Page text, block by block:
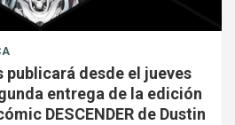
desde el jueves
entrega de la edición
DESCENDER de Dustin